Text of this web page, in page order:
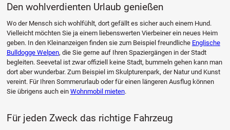
Den wohlverdienten Urlaub genießen
Wo der Mensch sich wohlfühlt, dort gefällt es sicher auch einem Hund.
Vielleicht möchten Sie ja einem liebenswerten Vierbeiner ein neues Heim
geben. In den Kleinanzeigen finden sie zum Beispiel freundliche Englische
Bulldogge Welpen, die Sie gerne auf Ihren Spaziergängen in der Stadt
begleiten. Seevetal ist zwar offiziell keine Stadt, bummeln gehen kann man
dort aber wunderbar. Zum Beispiel im Skulpturenpark, der Natur und Kunst
vereint. Für Ihren Sommerurlaub oder für einen längeren Ausflug können
Sie übrigens auch ein Wohnmobil mieten.
Für jeden Zweck das richtige Fahrzeug